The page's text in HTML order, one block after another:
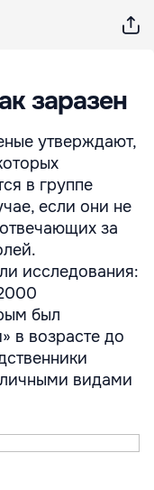
заразен
утверждают,
в группе
если они не
за
исследования:
был
в возрасте до
видами